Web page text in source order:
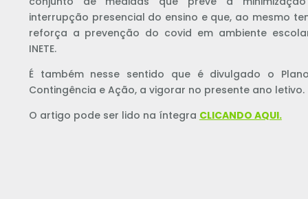
interrupção presencial do ensino e que, ao mesmo
reforça a prevenção do covid em ambiente
INETE.
É também nesse sentido que é divulgado o
Contingência e Ação, a vigorar no presente ano letivo.
O artigo pode ser lido na íntegra CLICANDO AQUI.